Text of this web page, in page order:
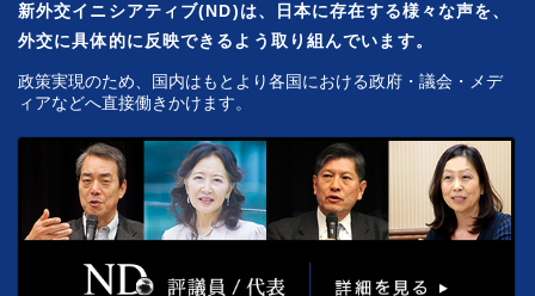
新外交イニシアティブ(ND)は、日本に存在する様々な声を、
外交に具体的に反映できるよう取り組んでいます。
政策実現のため、国内はもとより各国における政府・議会・メデ
ィアなどへ直接働きかけます。